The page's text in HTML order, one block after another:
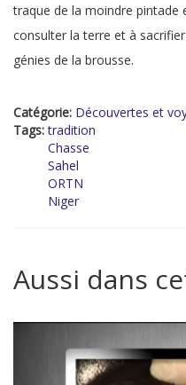
traque de la moindre pintade
consulter la terre et à
génies de la brousse.
Catégorie: Découvertes et
Tags:tradition
Chasse
Sahel
ORTN
Niger
Aussi dans